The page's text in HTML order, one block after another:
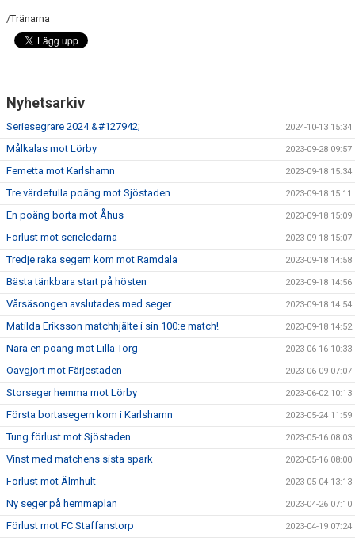
/Tränarna
Nyhetsarkiv
Seriesegrare 2024 &#127942; 2024-10-13 15:34
Målkalas mot Lörby 2023-09-28 09:57
Femetta mot Karlshamn 2023-09-18 15:34
Tre värdefulla poäng mot Sjöstaden 2023-09-18 15:11
En poäng borta mot Åhus 2023-09-18 15:09
Förlust mot serieledarna 2023-09-18 15:07
Tredje raka segern kom mot Ramdala 2023-09-18 14:58
Bästa tänkbara start på hösten 2023-09-18 14:56
Vårsäsongen avslutades med seger 2023-09-18 14:54
Matilda Eriksson matchhjälte i sin 100:e match! 2023-09-18 14:52
Nära en poäng mot Lilla Torg 2023-06-16 10:33
Oavgjort mot Färjestaden 2023-06-09 07:07
Storseger hemma mot Lörby 2023-06-02 10:13
Första bortasegern kom i Karlshamn 2023-05-24 11:59
Tung förlust mot Sjöstaden 2023-05-16 08:03
Vinst med matchens sista spark 2023-05-16 08:00
Förlust mot Älmhult 2023-05-04 13:13
Ny seger på hemmaplan 2023-04-26 07:10
Förlust mot FC Staffanstorp 2023-04-19 07:24